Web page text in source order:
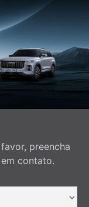
preencha
contato.